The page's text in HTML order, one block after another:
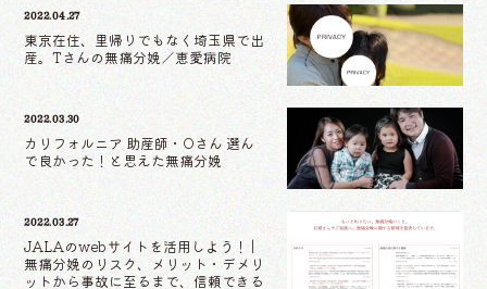
2022.04.27
東京在住、里帰りでもなく埼玉県で出
産。Tさんの無痛分娩／恵愛病院
2022.03.30
カリフォルニア 助産師・Oさん 選ん
で良かった！と思えた無痛分娩
2022.03.27
JALAのwebサイトを活用しよう！ |
無痛分娩のリスク、メリット・デメリ
ットから事故に至るまで、信頼できる